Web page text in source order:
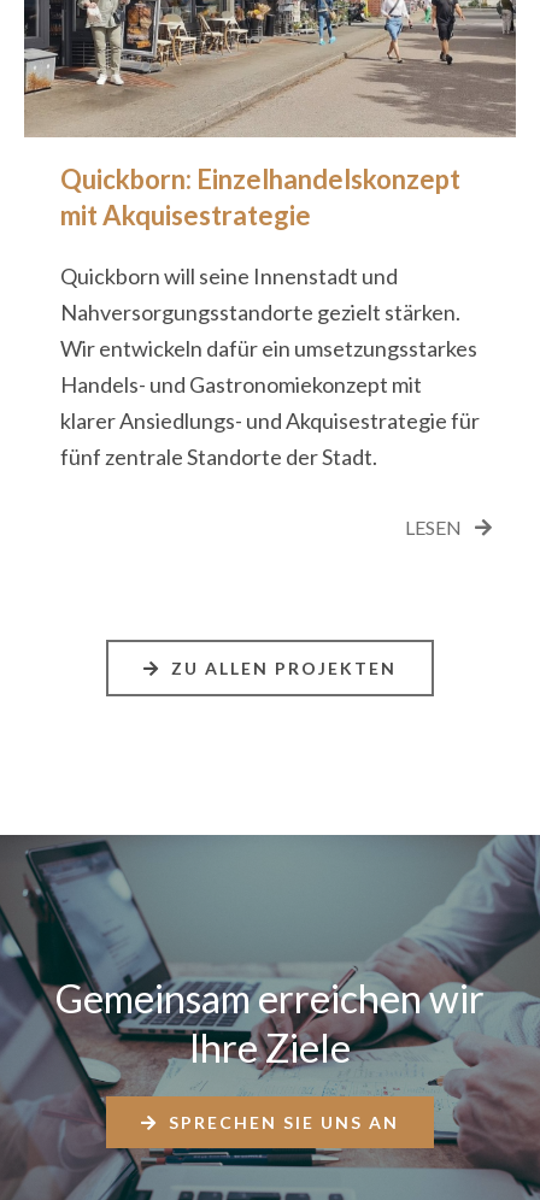
Quickborn: Einzelhandelskonzept
mit Akquisestrategie
Quickborn will seine Innenstadt und
Nahversorgungsstandorte gezielt stärken.
Wir entwickeln dafür ein umsetzungsstarkes
Handels- und Gastronomiekonzept mit
klarer Ansiedlungs- und Akquisestrategie für
fünf zentrale Standorte der Stadt.
LESEN
ZU ALLEN PROJEKTEN
Gemeinsam erreichen wir
Ihre Ziele
SPRECHEN SIE UNS AN